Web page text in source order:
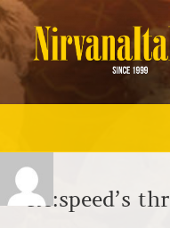
Salta
al
contenuto
NIRVANA
Re:speed’s